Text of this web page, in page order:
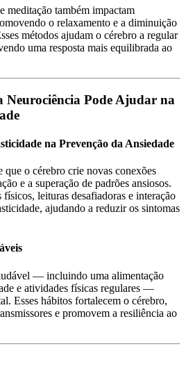
meditação também impactam
o relaxamento e a diminuição
métodos ajudam o cérebro a regular
uma resposta mais equilibrada ao
Neurociência Pode Ajudar na
na Prevenção da Ansiedade
o cérebro crie novas conexões
e a superação de padrões ansiosos.
leituras desafiadoras e interação
ajudando a reduzir os sintomas
— incluindo uma alimentação
e atividades físicas regulares —
Esses hábitos fortalecem o cérebro,
e promovem a resiliência ao